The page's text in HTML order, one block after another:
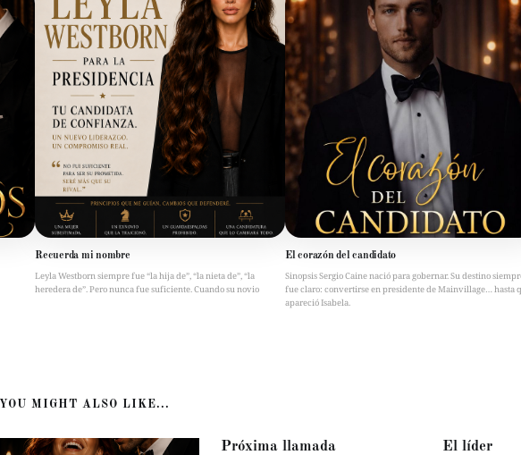
Recuerda mi nombre
Leyla Westborn siempre fue “la hija de”, “la nieta de”, “la
heredera de”. Pero nunca fue suficiente. Cuando su novio
El corazón del candidato
Sinopsis Sergio Caine nació para gobernar. Su destino
fue claro: convertirse en presidente de Mainvillage… hasta
apareció Isabela.
YOU MIGHT ALSO LIKE...
Próxima llamada El líder